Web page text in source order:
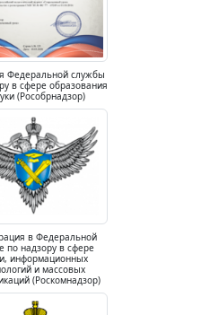
Федеральной службы
в сфере образования
(Рособрнадзор)
в Федеральной
по надзору в сфере
информационных
и массовых
(Роскомнадзор)